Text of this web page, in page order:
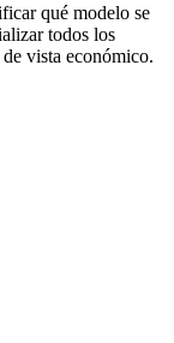
qué modelo se
todos los
vista económico.